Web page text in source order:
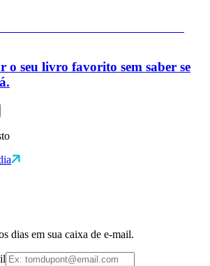
o seu livro favorito sem saber se
dias em sua caixa de e-mail.